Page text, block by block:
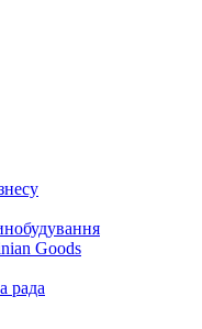
Goods
рада